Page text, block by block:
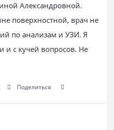
Александровной.
поверхностной, врач не
по анализам и УЗИ. Я
и с кучей вопросов. Не
Поделиться